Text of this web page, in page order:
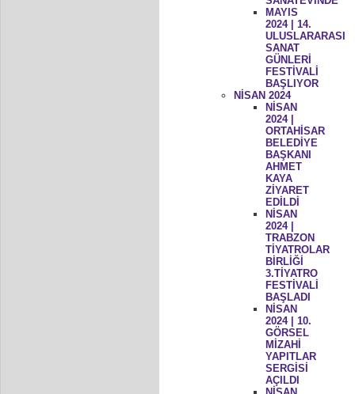
MAYIS
2024 | 14.
ULUSLARARASI
SANAT
GÜNLERİ
FESTİVALİ
BAŞLIYOR
NİSAN 2024
NİSAN
2024 |
ORTAHİSAR
BELEDİYE
BAŞKANI
AHMET
KAYA
ZİYARET
EDİLDİ
NİSAN
2024 |
TRABZON
TİYATROLAR
BİRLİĞİ
3.TİYATRO
FESTİVALİ
BAŞLADI
NİSAN
2024 | 10.
GÖRSEL
MİZAHİ
YAPITLAR
SERGİSİ
AÇILDI